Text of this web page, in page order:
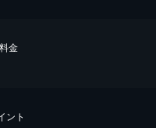
金
ント